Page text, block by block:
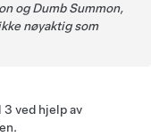
ogDumb Summon,
nøyaktig som
3 ved hjelp av